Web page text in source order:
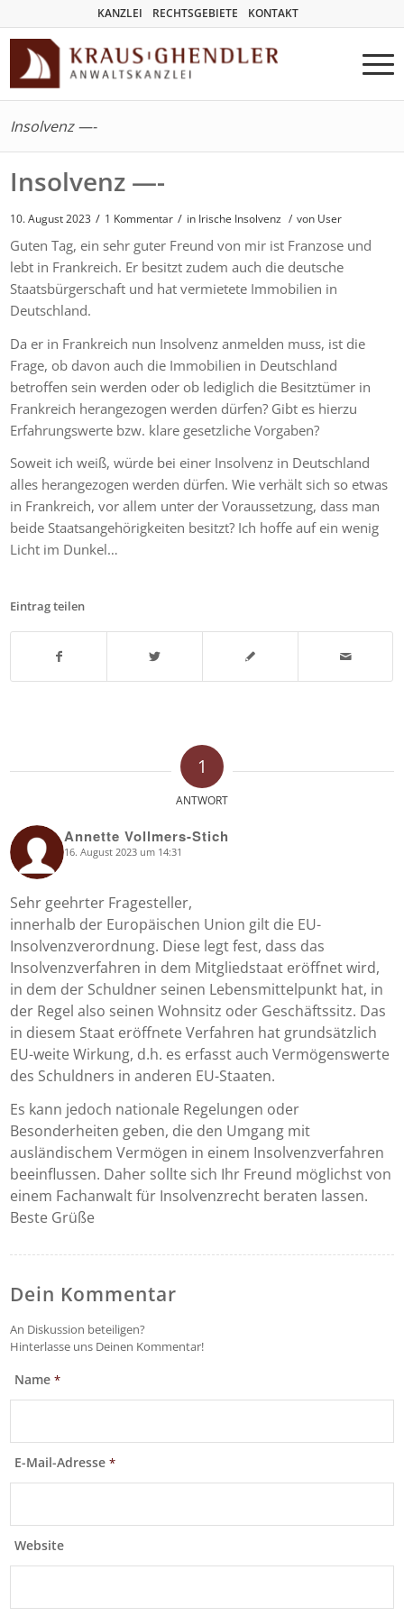
KANZLEI RECHTSGEBIETE KONTAKT
Insolvenz —-
Insolvenz —-
10. August 2023 / 1 Kommentar / in Irische Insolvenz / von User
Guten Tag, ein sehr guter Freund von mir ist Franzose und
lebt in Frankreich. Er besitzt zudem auch die deutsche
Staatsbürgerschaft und hat vermietete Immobilien in
Deutschland.
Da er in Frankreich nun Insolvenz anmelden muss, ist die
Frage, ob davon auch die Immobilien in Deutschland
betroffen sein werden oder ob lediglich die Besitztümer in
Frankreich herangezogen werden dürfen? Gibt es hierzu
Erfahrungswerte bzw. klare gesetzliche Vorgaben?
Soweit ich weiß, würde bei einer Insolvenz in Deutschland
alles herangezogen werden dürfen. Wie verhält sich so etwas
in Frankreich, vor allem unter der Voraussetzung, dass man
beide Staatsangehörigkeiten besitzt? Ich hoffe auf ein wenig
Licht im Dunkel…
Eintrag teilen
1
ANTWORT
Annette Vollmers-Stich
says: 16. August 2023 um 14:31
Sehr geehrter Fragesteller,
innerhalb der Europäischen Union gilt die EU-
Insolvenzverordnung. Diese legt fest, dass das
Insolvenzverfahren in dem Mitgliedstaat eröffnet wird,
in dem der Schuldner seinen Lebensmittelpunkt hat, in
der Regel also seinen Wohnsitz oder Geschäftssitz. Das
in diesem Staat eröffnete Verfahren hat grundsätzlich
EU-weite Wirkung, d.h. es erfasst auch Vermögenswerte
des Schuldners in anderen EU-Staaten.
Es kann jedoch nationale Regelungen oder
Besonderheiten geben, die den Umgang mit
ausländischem Vermögen in einem Insolvenzverfahren
beeinflussen. Daher sollte sich Ihr Freund möglichst von
einem Fachanwalt für Insolvenzrecht beraten lassen.
Beste Grüße
Dein Kommentar
An Diskussion beteiligen?
Hinterlasse uns Deinen Kommentar!
Name*
E-Mail-Adresse*
Website